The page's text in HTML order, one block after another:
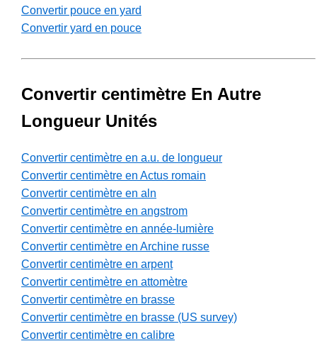
Convertir pouce en yard
Convertir yard en pouce
Convertir centimètre En Autre
Longueur Unités
Convertir centimètre en a.u. de longueur
Convertir centimètre en Actus romain
Convertir centimètre en aln
Convertir centimètre en angstrom
Convertir centimètre en année-lumière
Convertir centimètre en Archine russe
Convertir centimètre en arpent
Convertir centimètre en attomètre
Convertir centimètre en brasse
Convertir centimètre en brasse (US survey)
Convertir centimètre en calibre